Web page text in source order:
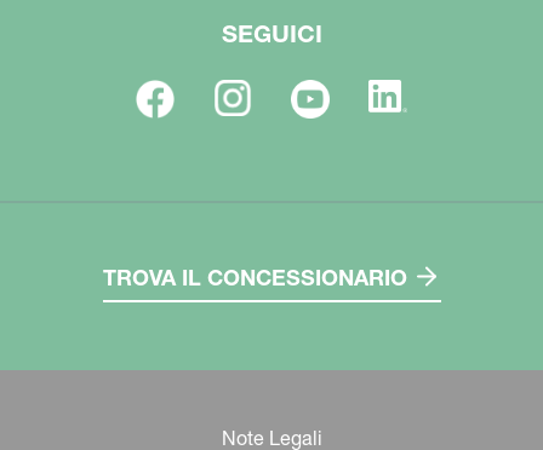
SEGUICI
TROVA IL CONCESSIONARIO
Note Legali